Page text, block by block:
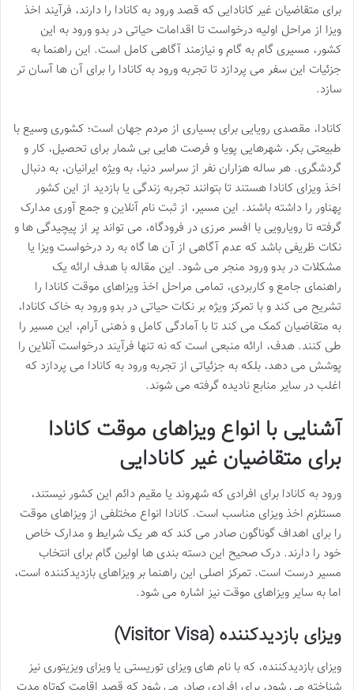
برای متقاضیان غیر کانادایی که قصد ورود به کانادا را دارند، فرآیند اخذ
ویزا از مراحل اولیه درخواست تا اقدامات حیاتی در بدو ورود به این
کشور، مسیری گام به گام و نیازمند آگاهی کامل است. این راهنما به
جزئیات این سفر می پردازد تا تجربه ورود به کانادا را برای آن ها آسان تر
سازد.
کانادا، مقصدی رویایی برای بسیاری از مردم جهان است؛ کشوری وسیع با
طبیعتی بکر، شهرهایی پویا و فرصت هایی بی شمار برای تحصیل، کار و
گردشگری. هر ساله هزاران نفر از سراسر دنیا، به ویژه ایرانیان، به دنبال
اخذ ویزای کانادا هستند تا بتوانند تجربه زندگی یا بازدید از این کشور
پهناور را داشته باشند. این مسیر، از ثبت نام آنلاین و جمع آوری مدارک
گرفته تا رویارویی با افسر مرزی در فرودگاه، می تواند پر از پیچیدگی ها و
نکات ظریفی باشد که عدم آگاهی از آن ها گاه به رد درخواست ویزا یا
مشکلات در بدو ورود منجر می شود. این مقاله با هدف ارائه یک
راهنمای جامع و کاربردی، تمامی مراحل اخذ ویزاهای موقت کانادا را
تشریح می کند و با تمرکز ویژه بر نکات حیاتی در بدو ورود به خاک کانادا،
به متقاضیان کمک می کند تا با آمادگی کامل و ذهنی آرام، این مسیر را
طی کنند. هدف، ارائه منبعی است که نه تنها فرآیند درخواست آنلاین را
پوشش می دهد، بلکه به جزئیاتی از تجربه ورود به کانادا می پردازد که
اغلب در سایر منابع نادیده گرفته می شوند.
آشنایی با انواع ویزاهای موقت کانادا
برای متقاضیان غیر کانادایی
ورود به کانادا برای افرادی که شهروند یا مقیم دائم این کشور نیستند،
مستلزم اخذ ویزای مناسب است. کانادا انواع مختلفی از ویزاهای موقت
را برای اهداف گوناگون صادر می کند که هر یک شرایط و مدارک خاص
خود را دارند. درک صحیح این دسته بندی ها اولین گام برای انتخاب
مسیر درست است. تمرکز اصلی این راهنما بر ویزاهای بازدیدکننده است،
اما به سایر ویزاهای موقت نیز اشاره می شود.
ویزای بازدیدکننده (Visitor Visa)
ویزای بازدیدکننده، که با نام های ویزای توریستی یا ویزای ویزیتوری نیز